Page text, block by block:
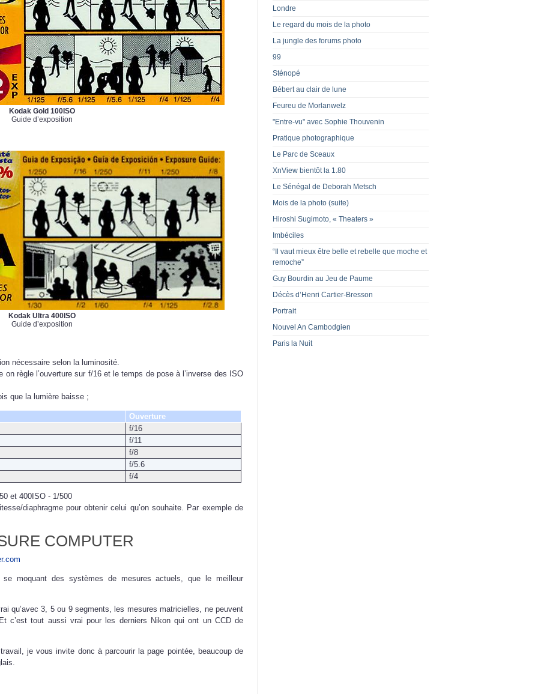
Kodak Gold 100ISO
Guide d’exposition
Kodak Ultra 400ISO
Guide d’exposition
nécessaire selon la luminosité.
règle l’ouverture sur f/16 et le temps de pose à l’inverse des ISO
que la lumière baisse ;
Ouverture
f/16
f/11
f/8
f/5.6
f/4
et 400ISO - 1/500
diaphragme pour obtenir celui qu’on souhaite. Par exemple de
COMPUTER
moquant des systèmes de mesures actuels, que le meilleur
qu’avec 3, 5 ou 9 segments, les mesures matricielles, ne peuvent
c’est tout aussi vrai pour les derniers Nikon qui ont un CCD de
je vous invite donc à parcourir la page pointée, beaucoup de
Londre
Le regard du mois de la photo
La jungle des forums photo
99
Sténopé
Bébert au clair de lune
Feureu de Morlanwelz
"Entre-vu" avec Sophie Thouvenin
Pratique photographique
Le Parc de Sceaux
XnView bientôt la 1.80
Le Sénégal de Deborah Metsch
Mois de la photo (suite)
Hiroshi Sugimoto, « Theaters »
Imbéciles
“Il vaut mieux être belle et rebelle que moche et
remoche”
Guy Bourdin au Jeu de Paume
Décès d’Henri Cartier-Bresson
Portrait
Nouvel An Cambodgien
Paris la Nuit